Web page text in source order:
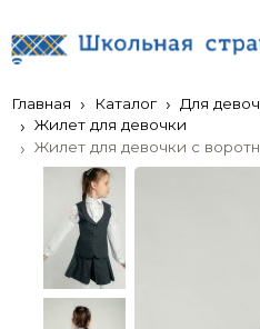
Главная Каталог Для
Жилет для девочки
Жилет для девочки с